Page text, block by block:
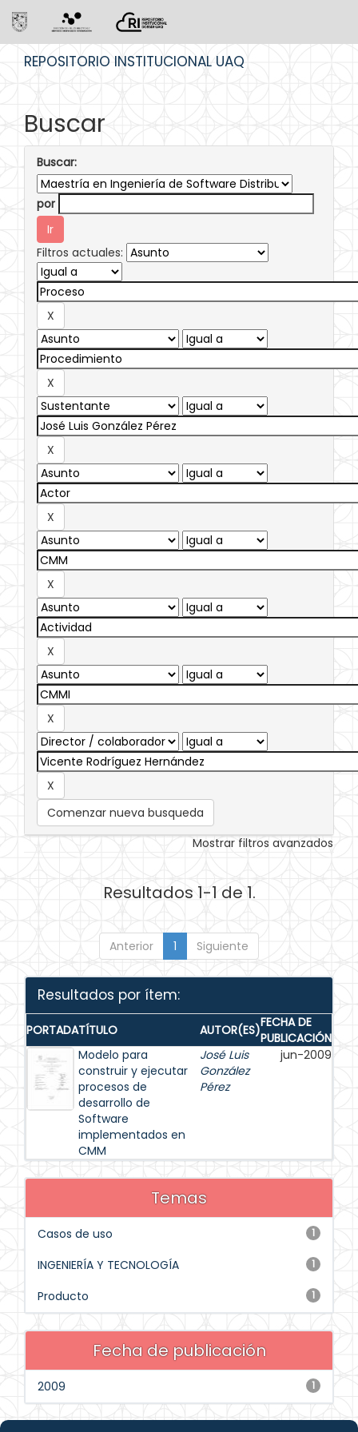
REPOSITORIO INSTITUCIONAL UAQ
Buscar
Buscar:
por
Filtros actuales:
Comenzar nueva busqueda
Mostrar filtros avanzados
Resultados 1-1 de 1.
Anterior 1 Siguiente
Resultados por ítem:
PORTADATÍTULO AUTOR(ES)FECHA DE
PUBLICACIÓN
Modelo para
construir y ejecutar
procesos de
desarrollo de
Software
implementados en
CMM
José Luis
González
Pérez
jun-2009
Temas
1
Casos de uso
1
INGENIERÍA Y TECNOLOGÍA
1
Producto
Fecha de publicación
1
2009